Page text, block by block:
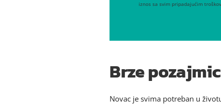
iznos sa svim pripadajućim
Brze
Novac je svima potreban u